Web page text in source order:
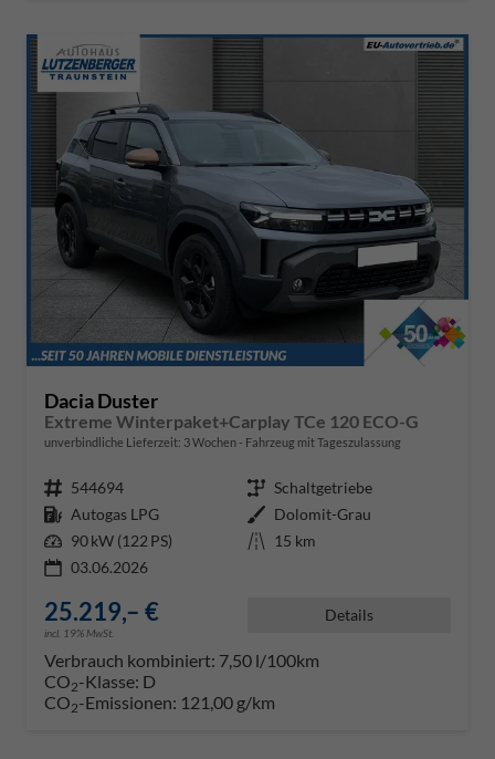
Dacia Duster
Extreme Winterpaket+Carplay TCe 120 ECO-G
unverbindliche Lieferzeit: 3 Wochen Fahrzeug mit Tageszulassung
Fahrzeugnr. 544694 Getriebe Schaltgetriebe
Kraftstoff Autogas LPG Außenfarbe Dolomit-Grau
Leistung 90 kW (122 PS) Kilometerstand 15 km
03.06.2026
25.219,– €
incl. 19% MwSt.
Details
Verbrauch kombiniert: 7,50 l/100km
CO2-Klasse: D
CO2-Emissionen: 121,00 g/km